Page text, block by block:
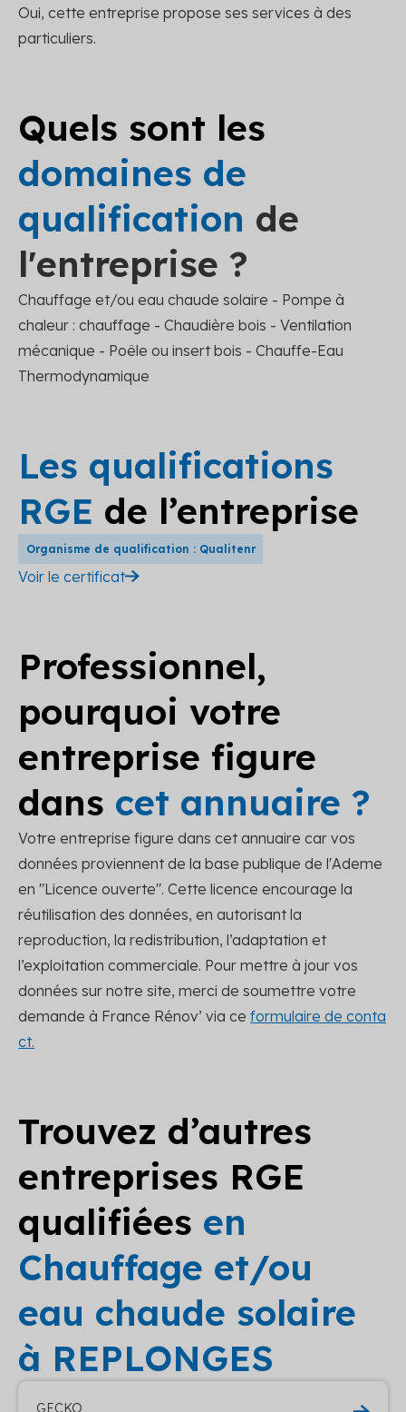
Oui, cette entreprise propose ses services à des
particuliers.
Quels sont les
domaines de
qualification de
l'entreprise ?
Chauffage et/ou eau chaude solaire - Pompe à
chaleur : chauffage - Chaudière bois - Ventilation
mécanique - Poêle ou insert bois - Chauffe-Eau
Thermodynamique
Les qualifications
RGE de l’entreprise
Organisme de qualification : Qualitenr
Voir le certificat
Professionnel,
pourquoi votre
entreprise figure
dans cet annuaire ?
Votre entreprise figure dans cet annuaire car vos
données proviennent de la base publique de l'Ademe
en "Licence ouverte". Cette licence encourage la
réutilisation des données, en autorisant la
reproduction, la redistribution, l’adaptation et
l’exploitation commerciale. Pour mettre à jour vos
données sur notre site, merci de soumettre votre
demande à France Rénov’ via ce formulaire de conta
ct.
Trouvez d’autres
entreprises RGE
qualifiées en
Chauffage et/ou
eau chaude solaire
à REPLONGES
GECKO